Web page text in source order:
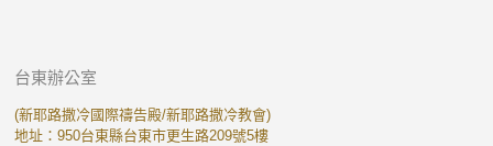
台東辦公室
(新耶路撒冷國際禱告殿/新耶路撒冷教會)
地址：950台東縣台東市更生路209號5樓